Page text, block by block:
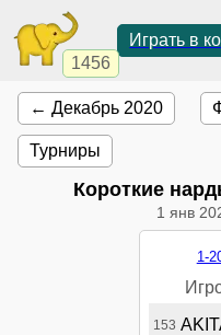
1456
Играть в
← Декабрь 2020
Турниры
Короткие
1 янв
1-
153